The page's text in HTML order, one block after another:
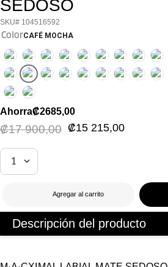
SEDOSO
104516592
ColorCAFÉ MOCHA
Ahorra₡2685,00
₡17 900,00 ₡15 215,00
1
Agregar al carrito
Descripción del producto